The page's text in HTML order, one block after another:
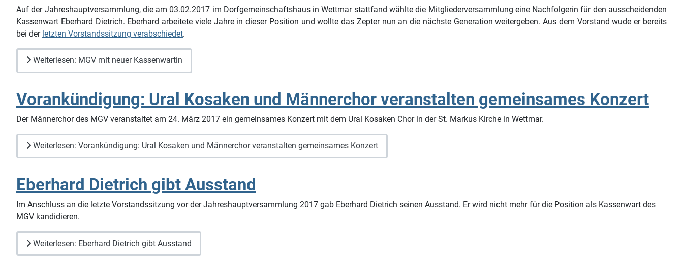
Auf der Jahreshauptversammlung, die am 03.02.2017 im Dorfgemeinschaftshaus in Wettmar stattfand wählte die Mitgliederversammlung eine Nachfolgerin für den ausscheidenden
Kassenwart Eberhard Dietrich. Eberhard arbeitete viele Jahre in dieser Position und wollte das Zepter nun an die nächste Generation weitergeben. Aus dem Vorstand wude er bereits
bei der letzten Vorstandssitzung verabschiedet.
Weiterlesen: MGV mit neuer Kassenwartin
Vorankündigung: Ural Kosaken und Männerchor veranstalten gemeinsames Konzert
Der Männerchor des MGV veranstaltet am 24. März 2017 ein gemeinsames Konzert mit dem Ural Kosaken Chor in der St. Markus Kirche in Wettmar.
Weiterlesen: Vorankündigung: Ural Kosaken und Männerchor veranstalten gemeinsames Konzert
Eberhard Dietrich gibt Ausstand
Im Anschluss an die letzte Vorstandssitzung vor der Jahreshauptversammlung 2017 gab Eberhard Dietrich seinen Ausstand. Er wird nicht mehr für die Position als Kassenwart des
MGV kandidieren.
Weiterlesen: Eberhard Dietrich gibt Ausstand